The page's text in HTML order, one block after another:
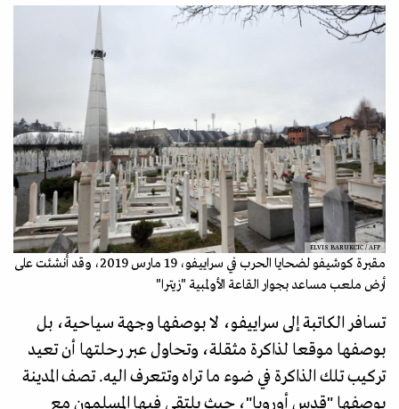
ELVIS BARUKCIC / AFP
مقبرة كوشيفو لضحايا الحرب في سراييفو، 19 مارس 2019، وقد أُنشئت على
أرض ملعب مساعد بجوار القاعة الأولمبية "زيترا"
تسافر الكاتبة إلى سراييفو، لا بوصفها وجهة سياحية، بل
بوصفها موقعا لذاكرة مثقلة، وتحاول عبر رحلتها أن تعيد
تركيب تلك الذاكرة في ضوء ما تراه وتتعرف اليه. تصف المدينة
بوصفها "قدس أوروبا"، حيث يلتقي فيها المسلمون مع